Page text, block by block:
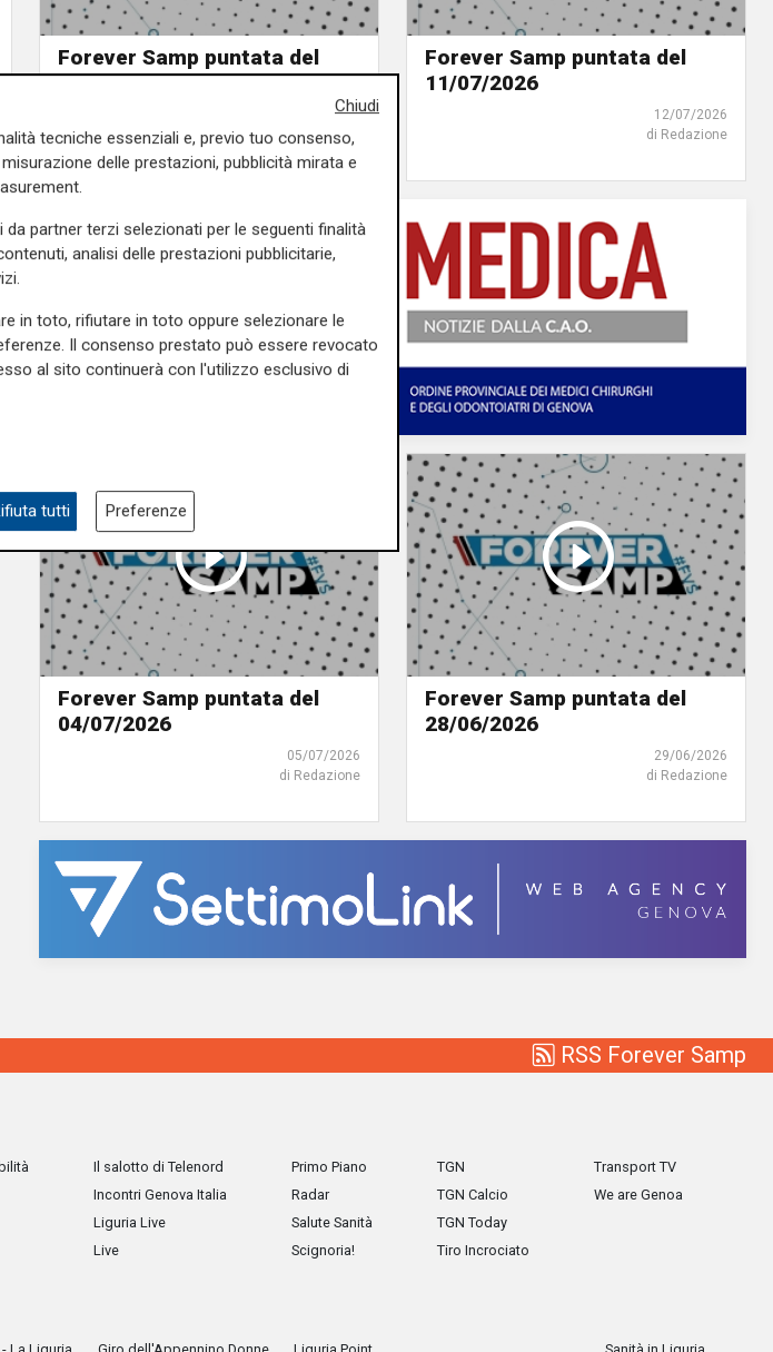
Forever Samp puntata del
20/07/2026
21/07/2026
di Redazione
Forever Samp puntata del
11/07/2026
12/07/2026
di Redazione
Forever Samp puntata del
04/07/2026
05/07/2026
di Redazione
Forever Samp puntata del
28/06/2026
29/06/2026
di Redazione
RSS Forever Samp
Il salotto di Telenord
Incontri Genova Italia
Liguria Live
Live
Primo Piano
Radar
Salute Sanità
Scignoria!
TGN
TGN Calcio
TGN Today
Tiro Incrociato
Transport TV
We are Genoa
Chiudi
tecniche essenziali e, previo tuo consenso,
delle prestazioni, pubblicità mirata e
partner terzi selezionati per le seguenti finalità
analisi delle prestazioni pubblicitarie,
in toto, rifiutare in toto oppure selezionare le
Il consenso prestato può essere revocato
al sito continuerà con l'utilizzo esclusivo di
tutti Preferenze